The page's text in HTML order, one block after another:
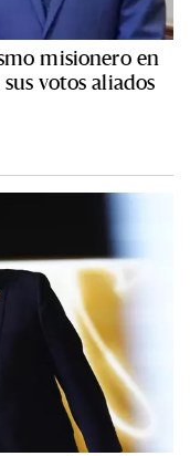
misionero en
votos aliados